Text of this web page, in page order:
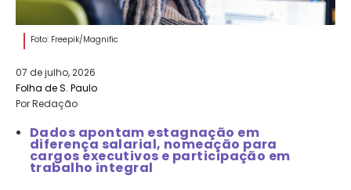
Foto: Freepik/Magnific
07 de julho, 2026
Folha de S. Paulo
Por Redação
Dados apontam estagnação em
diferença salarial, nomeação para
cargos executivos e participação em
trabalho integral